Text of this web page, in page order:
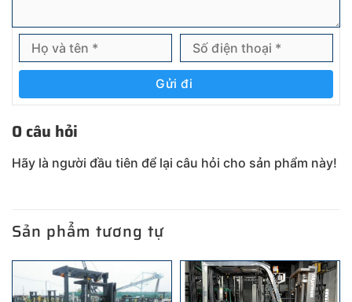
Gửi đi
0 câu hỏi
Hãy là người đầu tiên để lại câu hỏi cho sản phẩm này!
Sản phẩm tương tự